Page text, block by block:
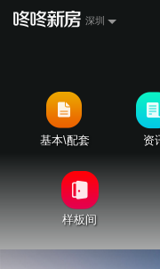
深圳
基本\配套 资
样板间